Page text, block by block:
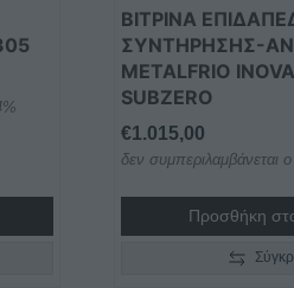
ΒΙΤΡΙΝΑ
ΣΥΝΤΗΡΗΣΗΣ-
METALFRIO
SUBZERO
€1.015,00
δεν
Προσθήκη